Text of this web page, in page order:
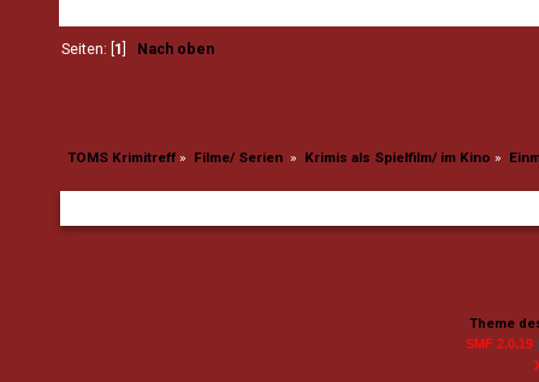
Seiten: [ 1 Nach oben
TOMS Krimitreff» Filme/ Serien » Krimis als Spielfilm/ im Kino »
Theme
SMF 2.0.19